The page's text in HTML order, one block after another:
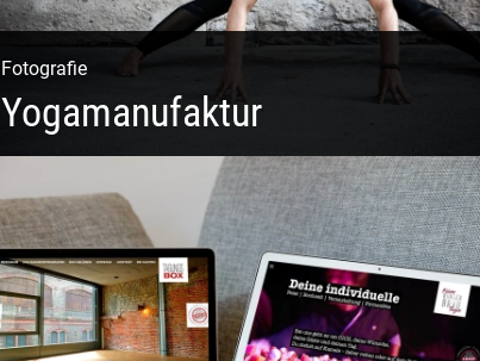
Fotografie
Yogamanufaktur
Yoga | Fashion | Cool & symphatisch